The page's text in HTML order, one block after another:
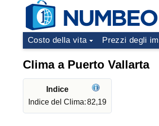
Costo della vita Prezzi degli
Clima a Puerto Vallarta
Indice
Indice del Clima:82,19